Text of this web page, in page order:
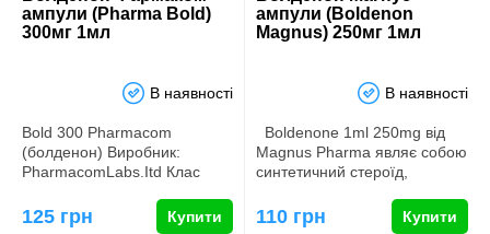
ампули (Pharma Bold)
300мг 1мл
В наявності
Bold 300 Pharmacom
(болденон) Виробник:
PharmacomLabs.Itd Клас
стероїд Лік…
125 грн Купити
ампули (Boldenon
Magnus) 250мг 1мл
В наявності
Boldenone 1ml 250mg від
Magnus Pharma являє собою
синтетичний стероїд,
110 грн Купити